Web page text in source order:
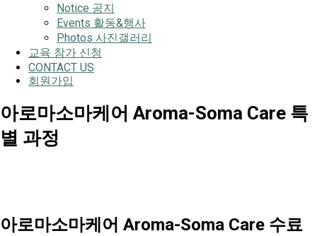
Notice 공지
Events 활동&행사
Photos 사진갤러리
교육 참가 신청
CONTACT US
회원가입
아로마소마케어 Aroma-Soma Care 특
별 과정
아로마소마케어 Aroma-Soma Care 수료